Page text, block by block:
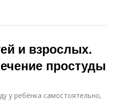
и взрослых.
простуды
у ребёнка самостоятельно,